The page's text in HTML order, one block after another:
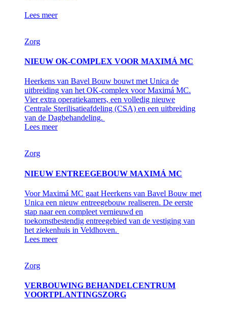
Lees meer
Zorg
NIEUW OK-COMPLEX VOOR MAXIMÁ MC
Heerkens van Bavel Bouw bouwt met Unica de
uitbreiding van het OK-complex voor Maximá MC.
Vier extra operatiekamers, een volledig nieuwe
Centrale Sterilisatieafdeling (CSA) en een uitbreiding
van de Dagbehandeling.
Lees meer
Zorg
NIEUW ENTREEGEBOUW MAXIMÁ MC
Voor Maximá MC gaat Heerkens van Bavel Bouw met
Unica een nieuw entreegebouw realiseren. De eerste
stap naar een compleet vernieuwd en
toekomstbestendig entreegebied van de vestiging van
het ziekenhuis in Veldhoven.
Lees meer
Zorg
VERBOUWING BEHANDELCENTRUM
VOORTPLANTINGSZORG